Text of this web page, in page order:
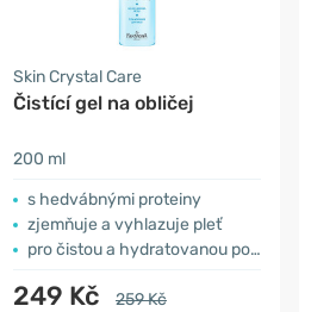
Skin Crystal Care
Čistící gel na obličej
200 ml
s hedvábnými proteiny
zjemňuje a vyhlazuje pleť
pro čistou a hydratovanou pokožku
249 Kč 259 Kč